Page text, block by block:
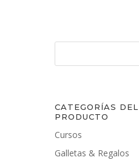
CATEGORÍAS DEL
PRODUCTO
Cursos
Galletas & Regalos